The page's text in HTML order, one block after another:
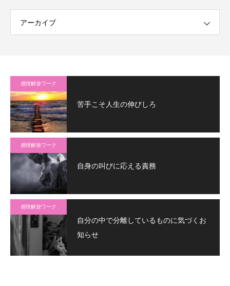
アーカイブ
感情解放ワーク
苦手こそ人生の伸びしろ
感情解放ワーク
自身の叫びに応える責務
感情解放ワーク
自分の中で分離しているものに気づくお
知らせ